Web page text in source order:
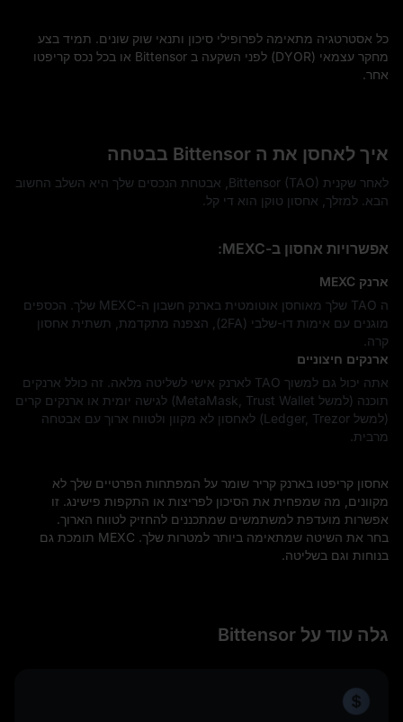
כל אסטרטגיה מתאימה לפרופילי סיכון ותנאי שוק שונים. תמיד בצע
מחקר עצמאי (DYOR) לפני השקעה ב Bittensor או בכל נכס קריפטו
אחר.
איך לאחסן את ה Bittensor בבטחה
לאחר שקנית Bittensor (TAO), אבטחת הנכסים שלך היא השלב החשוב
הבא. למזלך, אחסון טוקן הוא די קל.
אפשרויות אחסון ב-MEXC:
ארנק MEXC
ה TAO שלך מאוחסן אוטומטית בארנק חשבון ה-MEXC שלך. הכספים
מוגנים עם אימות דו-שלבי (2FA), הצפנה מתקדמת, תשתית אחסון
קרה.
ארנקים חיצוניים
אתה יכול גם למשוך TAO לארנק אישי לשליטה מלאה. זה כולל ארנקים
תוכנה (למשל MetaMask, Trust Wallet) לגישה יומית או ארנקים קרים
(למשל Ledger, Trezor) לאחסון לא מקוון ולטווח ארוך עם אבטחה
מרבית.
אחסון קריפטו בארנק קריר שומר על המפתחות הפרטיים שלך לא
מקוונים, מה שמפחית את הסיכון לפריצות או התקפות פישינג. זו
אפשרות מועדפת למשתמשים שמתכננים להחזיק לטווח הארוך.
בחר את השיטה שמתאימה ביותר למטרות שלך. MEXC תומכת גם
בנוחות וגם בשליטה.
גלה עוד על Bittensor